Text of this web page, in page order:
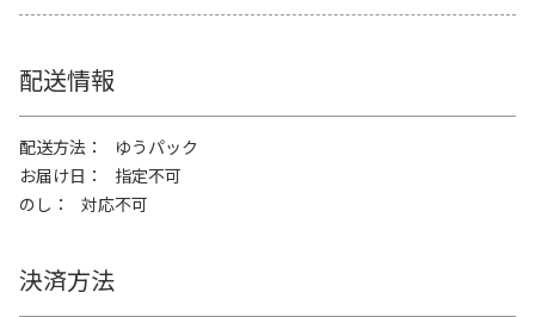
配送情報
配送方法
ゆうパック
お届け日
指定不可
のし
対応不可
決済方法